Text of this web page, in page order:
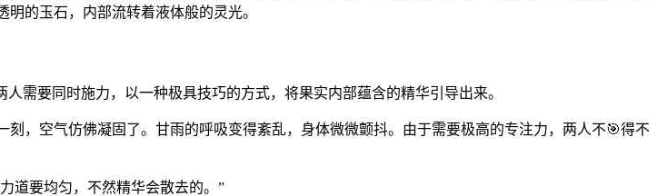
的玉石，内部流转着液体般的灵光。
需要同时施力，以一种极具技巧的方式，将果实内部蕴含的精华引导出来。
，空气仿佛凝固了。甘雨的呼吸变得紊乱，身体微微颤抖。由于需要极高的专注力，两人不🎯得不
要均匀，不然精华会散去的。”